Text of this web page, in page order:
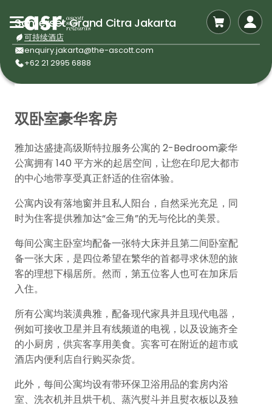
Somerset Grand Citra Jakarta
可持续酒店
enquiry.jakarta@the-ascott.com
+62 21 2995 6888
双卧室豪华客房
雅加达盛捷高级斯特拉服务公寓的 2-Bedroom豪华
公寓拥有 140 平方米的起居空间，让您在印尼大都市
的中心地带享受真正舒适的住宿体验。
公寓内设有落地窗并且私人阳台，自然采光充足，同
时为住客提供雅加达“金三角”的无与伦比的美景。
每间公寓主卧室均配备一张特大床并且第二间卧室配
备一张大床，是四位希望在繁华的首都寻求休憩的旅
客的理想下榻居所。然而，第五位客人也可在加床后
入住。
所有公寓均装潢典雅，配备现代家具并且现代电器，
例如可接收卫星并且有线频道的电视，以及设施齐全
的小厨房，供宾客享用美食。宾客可在附近的超市或
酒店内便利店自行购买杂货。
此外，每间公寓均设有带环保卫浴用品的套房内浴
室、洗衣机并且烘干机、蒸汽熨斗并且熨衣板以及独